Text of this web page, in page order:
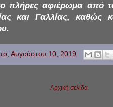
πλήρες αφιέρωμα από
και Γαλλίας, καθώς
Αυγούστου 10, 2019
Αρχική σελίδα